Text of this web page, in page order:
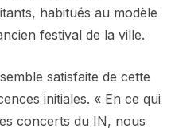
habitués au modèle
festival de la ville.
satisfaite de cette
initiales. « En ce qui
concerts du IN, nous